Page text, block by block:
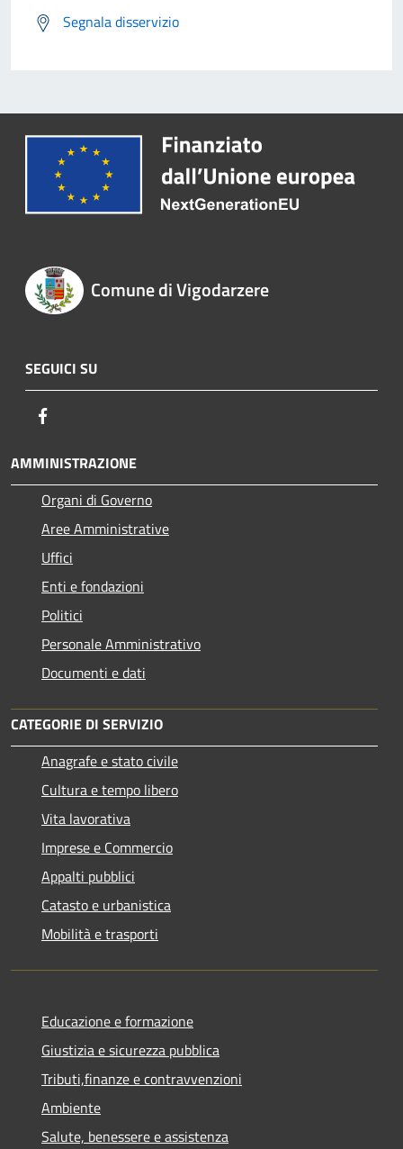
Segnala disservizio
Comune di Vigodarzere
SEGUICI SU
AMMINISTRAZIONE
Organi di Governo
Aree Amministrative
Uffici
Enti e fondazioni
Politici
Personale Amministrativo
Documenti e dati
CATEGORIE DI SERVIZIO
Anagrafe e stato civile
Cultura e tempo libero
Vita lavorativa
Imprese e Commercio
Appalti pubblici
Catasto e urbanistica
Mobilità e trasporti
Educazione e formazione
Giustizia e sicurezza pubblica
Tributi,finanze e contravvenzioni
Ambiente
Salute, benessere e assistenza